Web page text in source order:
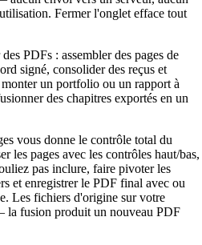
Fermer l'onglet efface tout
PDFs : assembler des pages de
signé, consolider des reçus et
un portfolio ou un rapport à
des chapitres exportés en un
vous donne le contrôle total du
les pages avec les contrôles haut/bas,
pas inclure, faire pivoter les
et enregistrer le PDF final avec ou
Les fichiers d'origine sur votre
la fusion produit un nouveau PDF